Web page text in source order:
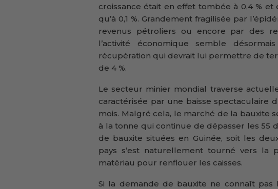
croissance était en effet tombée à 0,4 % et
qu’à 0,1 %. Grandement fragilisée par
revenus pétroliers ou encore par des
l’activité économique semble
récupération qui devrait lui permettre de
de 4 %.
Le secteur minier mondial traverse
caractérisée par une baisse spectaculaire
mois. Malgré cela, le marché de la bauxite
à la tonne qui continue de dépasser les 55
de bauxite situées en Guinée, soit les
pays s’est naturellement tourné vers la
matériau pour renflouer les caisses.
Si la demande de bauxite ne connaît pas